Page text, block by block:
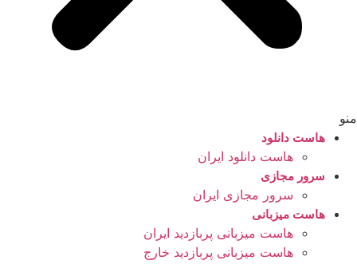
منو
هاست دانلود
هاست دانلود ایران
سرور مجازی
سرور مجازی ایران
هاست میزبانی
هاست میزبانی پربازدید ایران
هاست میزبانی پربازدید خارج